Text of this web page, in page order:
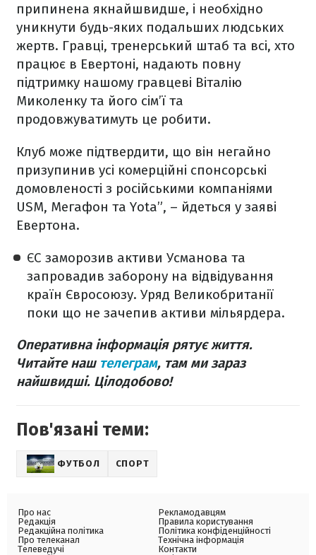
припинена якнайшвидше, і необхідно
уникнути будь-яких подальших людських
жертв. Гравці, тренерський штаб та всі, хто
працює в Евертоні, надають повну
підтримку нашому гравцеві Віталію
Миколенку та його сім’ї та
продовжуватимуть це робити.
Клуб може підтвердити, що він негайно
призупинив усі комерційні спонсорські
домовленості з російськими компаніями
USM, Мегафон та Yota”, – йдеться у заяві
Евертона.
ЄС заморозив активи Усманова та
запровадив заборону на відвідування
країн Євросоюзу. Уряд Великобританії
поки що не зачепив активи мільярдера.
Оперативна інформація рятує життя.
Читайте наш телеграм, там ми зараз
найшвидші. Цілодобово!
Пов'язані теми:
ФУТБОЛ СПОРТ
Про нас
Редакція
Редакційна політика
Про телеканал
Телеведучі
Рекламодавцям
Правила користування
Політика конфіденційності
Технічна інформація
Контакти